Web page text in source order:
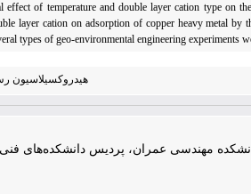
effect of temperature and double layer cation type on
layer cation on adsorption of copper heavy metal
types of geo-environmental engineering experiments
رس, حرارت, آلاینده فلز سنگین, کاتیون لایه آب دوگانه, دی‎ هیدروکسیلاسیون
مهندسی عمران، پردیس دانشکده‌های